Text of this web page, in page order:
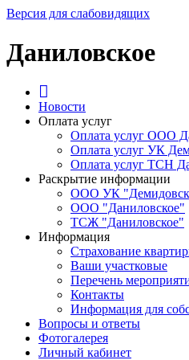
Версия для слабовидящих
Даниловское
Новости
Оплата услуг
Оплата услуг ООО
Оплата услуг УК
Оплата услуг ТСН
Раскрытие информации
ООО УК
ООО "Даниловское"
ТСЖ "Даниловское"
Информация
Страхование
Ваши участковые
Перечень
Контакты
Информация для
Вопросы и ответы
Фотогалерея
Личный кабинет